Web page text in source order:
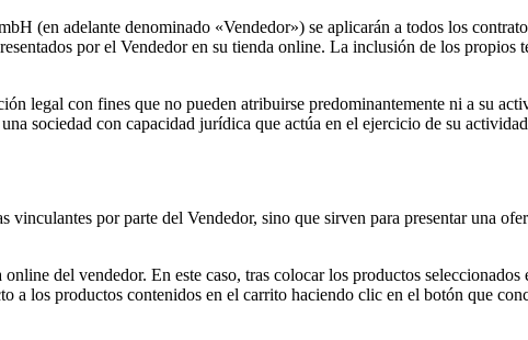
(en adelante denominado «Vendedor») se aplicarán a todos los
por el Vendedor en su tienda online. La inclusión de los propios
legal con fines que no pueden atribuirse predominantemente ni a su
sociedad con capacidad jurídica que actúa en el ejercicio de su
por parte del Vendedor, sino que sirven para presentar una
del vendedor. En este caso, tras colocar los productos
a los productos contenidos en el carrito haciendo clic en el botón que